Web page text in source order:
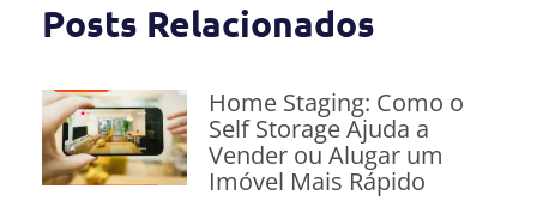
Posts Relacionados
Home Staging: Como o
Self Storage Ajuda a
Vender ou Alugar um
Imóvel Mais Rápido